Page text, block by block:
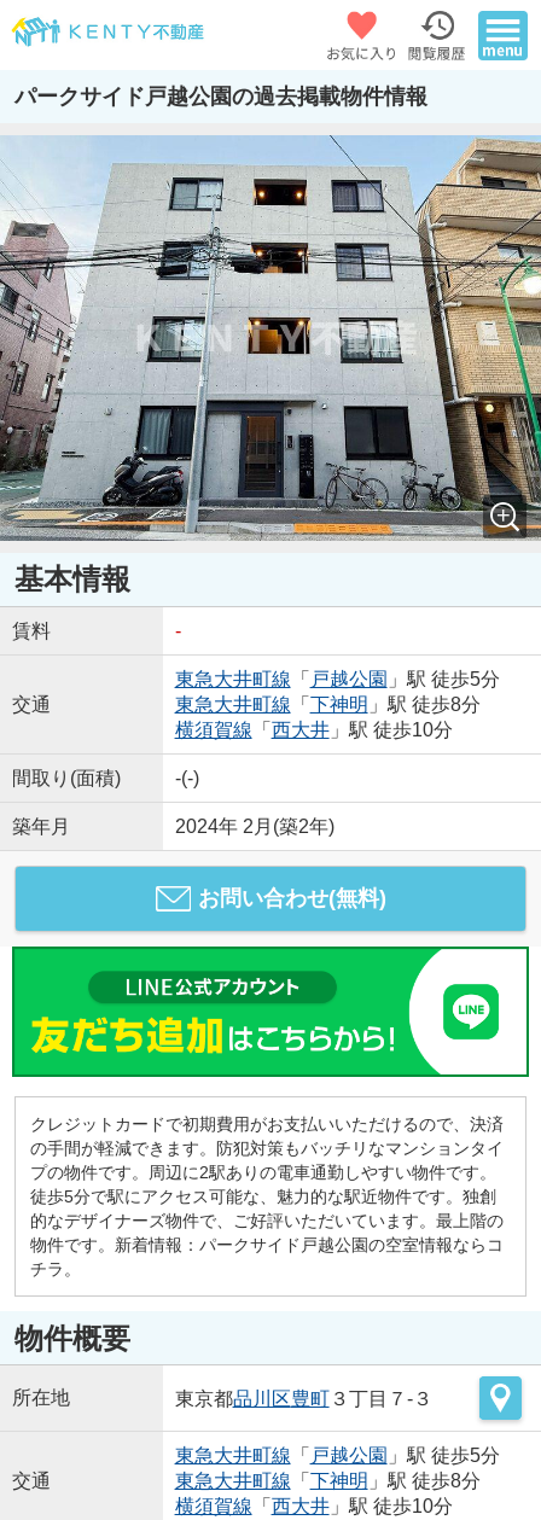
パークサイド戸越公園の過去掲載物件情報
基本情報
賃料 -
交通
東急大井町線 「 戸越公園 」駅 徒歩5分
東急大井町線 「 下神明 」駅 徒歩8分
横須賀線 「 西大井」駅 徒歩10分
間取り(面積) -(-)
築年月 2024年 2月(築2年)
お問い合わせ(無料)
クレジットカードで初期費用がお支払いいただけるので、決済
の手間が軽減できます。防犯対策もバッチリなマンションタイ
プの物件です。周辺に2駅ありの電車通勤しやすい物件です。
徒歩5分で駅にアクセス可能な、魅力的な駅近物件です。独創
的なデザイナーズ物件で、ご好評いただいています。最上階の
物件です。新着情報：パークサイド戸越公園の空室情報ならコ
チラ。
物件概要
所在地 東京都品川区豊町３丁目７-３
交通
東急大井町線 「 戸越公園 」駅 徒歩5分
東急大井町線 「 下神明 」駅 徒歩8分
横須賀線 「 西大井」駅 徒歩10分